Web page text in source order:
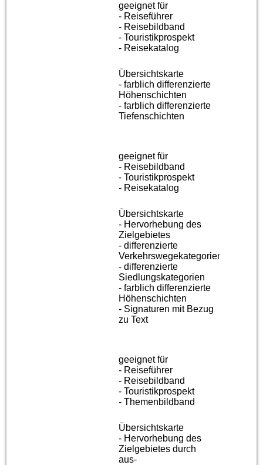
geeignet für
- Reiseführer
- Reisebildband
- Touristikprospekt
- Reisekatalog
Übersichtskarte
- farblich differenzierte
Höhenschichten
- farblich differenzierte
Tiefenschichten
geeignet für
- Reisebildband
- Touristikprospekt
- Reisekatalog
Übersichtskarte
- Hervorhebung des
Zielgebietes
- differenzierte
Verkehrswegekategorien
- differenzierte
Siedlungskategorien
- farblich differenzierte
Höhenschichten
- Signaturen mit Bezug
zu Text
geeignet für
- Reiseführer
- Reisebildband
- Touristikprospekt
- Themenbildband
Übersichtskarte
- Hervorhebung des
Zielgebietes durch
aus-